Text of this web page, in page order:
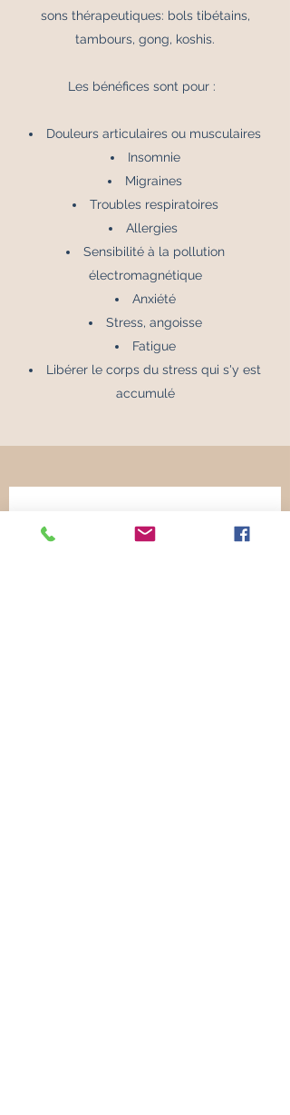
sons thérapeutiques: bols tibétains,
tambours, gong, koshis.
Les bénéfices sont pour :
Douleurs articulaires ou musculaires
Insomnie
Migraines
Troubles respiratoires
Allergies
Sensibilité à la pollution
électromagnétique
Anxiété
Stress, angoisse
Fatigue
Libérer le corps du stress qui s'y est
accumulé
Prendre rendez-